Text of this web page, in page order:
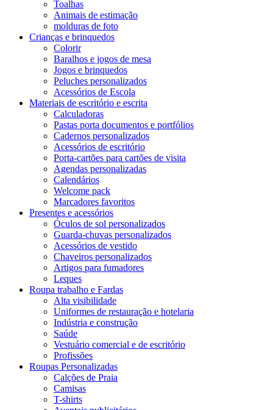
Toalhas
Animais de estimação
molduras de foto
Crianças e brinquedos
Colorir
Baralhos e jogos de mesa
Jogos e brinquedos
Peluches personalizados
Acessórios de Escola
Materiais de escritório e escrita
Calculadoras
Pastas porta documentos e portfólios
Cadernos personalizados
Acessórios de escritório
Porta-cartões para cartões de visita
Agendas personalizadas
Calendários
Welcome pack
Marcadores favoritos
Presentes e acessórios
Óculos de sol personalizados
Guarda-chuvas personalizados
Acessórios de vestido
Chaveiros personalizados
Artigos para fumadores
Leques
Roupa trabalho e Fardas
Alta visibilidade
Uniformes de restauração e hotelaria
Indústria e construção
Saúde
Vestuário comercial e de escritório
Profissões
Roupas Personalizadas
Calções de Praia
Camisas
T-shirts